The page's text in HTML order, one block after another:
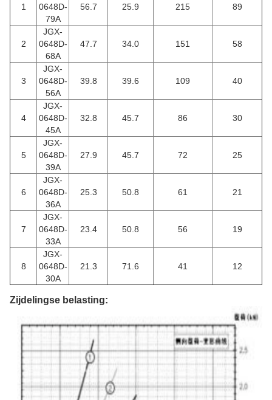
1
0648D-
79A
56.7 25.9 215 89
2
JGX-
0648D-
68A
47.7 34.0 151 58
3
JGX-
0648D-
56A
39.8 39.6 109 40
4
JGX-
0648D-
45A
32.8 45.7 86 30
5
JGX-
0648D-
39A
27.9 45.7 72 25
6
JGX-
0648D-
36A
25.3 50.8 61 21
7
JGX-
0648D-
33A
23.4 50.8 56 19
8
JGX-
0648D-
30A
21.3 71.6 41 12
Zijdelingse belasting: